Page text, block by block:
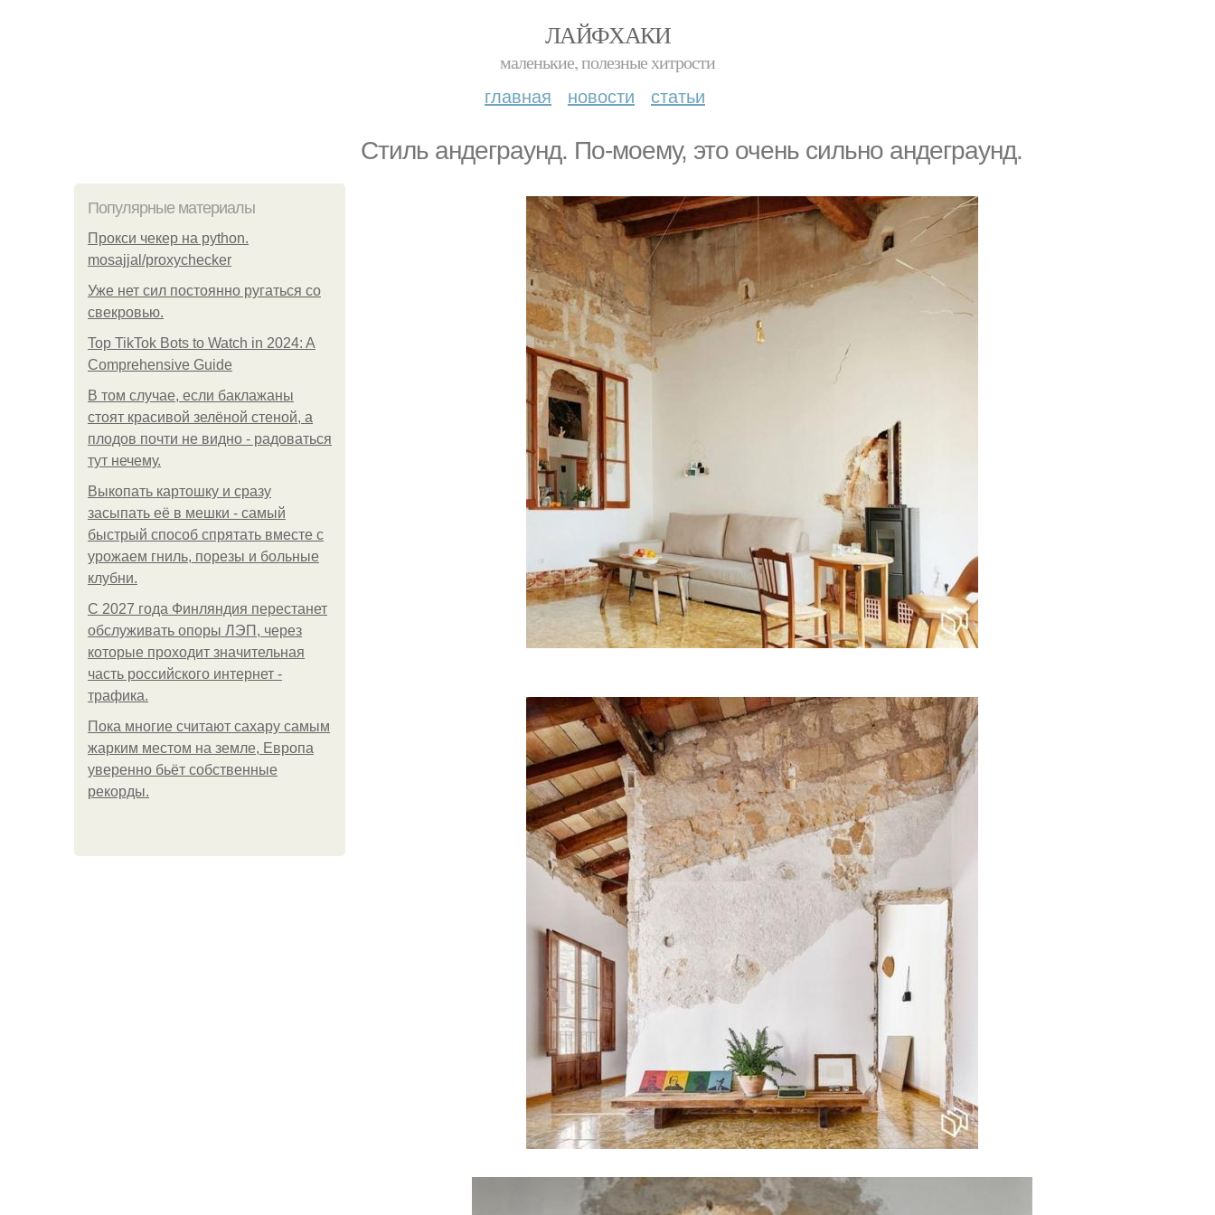
ЛАЙФХАКИ
маленькие, полезные хитрости
главная новости статьи
Стиль андеграунд. По-моему, это очень сильно андеграунд.
Популярные материалы
Прокси чекер на python.
mosajjal/proxychecker
Уже нет сил постоянно ругаться со
свекровью.
Top TikTok Bots to Watch in 2024: A
Comprehensive Guide
В том случае, если баклажаны
стоят красивой зелёной стеной, а
плодов почти не видно - радоваться
тут нечему.
Выкопать картошку и сразу
засыпать её в мешки - самый
быстрый способ спрятать вместе с
урожаем гниль, порезы и больные
клубни.
С 2027 года Финляндия перестанет
обслуживать опоры ЛЭП, через
которые проходит значительная
часть российского интернет -
трафика.
Пока многие считают сахару самым
жарким местом на земле, Европа
уверенно бьёт собственные
рекорды.